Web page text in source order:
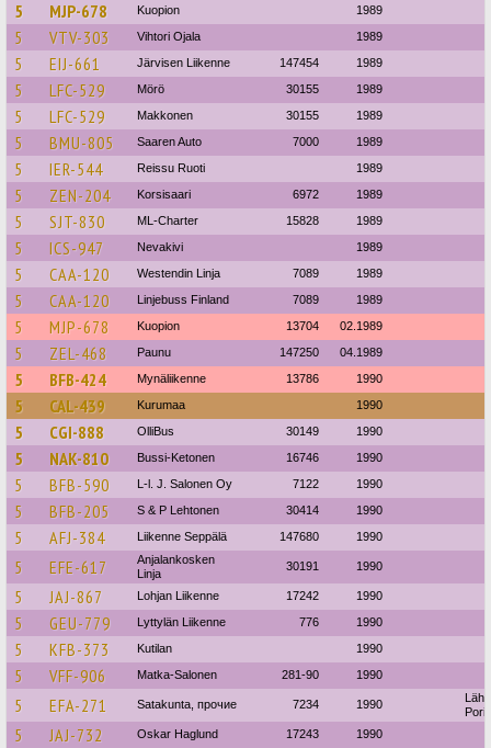
5 MJP-678 Kuopion 1989
5 VTV-303 Vihtori Ojala 1989
5 EIJ-661 Järvisen Liikenne 147454 1989
5 LFC-529 Mörö 30155 1989
5 LFC-529 Makkonen 30155 1989
5 BMU-805 Saaren Auto 7000 1989
5 IER-544 Reissu Ruoti 1989
5 ZEN-204 Korsisaari 6972 1989
5 SJT-830 ML-Charter 15828 1989
5 ICS-947 Nevakivi 1989
5 CAA-120 Westendin Linja 7089 1989
5 CAA-120 Linjebuss Finland 7089 1989
5 MJP-678 Kuopion 13704 02.1989
5 ZEL-468 Paunu 147250 04.1989
5 BFB-424 Mynäliikenne 13786 1990
5 CAL-439 Kurumaa 1990
5 CGI-888 OlliBus 30149 1990
5 NAK-810 Bussi-Ketonen 16746 1990
5 BFB-590 L-l. J. Salonen Oy 7122 1990
5 BFB-205 S & P Lehtonen 30414 1990
5 AFJ-384 Liikenne Seppälä 147680 1990
5 EFE-617
Anjalankosken
Linja
30191 1990
5 JAJ-867 Lohjan Liikenne 17242 1990
5 GEU-779 Lyttylän Liikenne 776 1990
5 KFB-373 Kutilan 1990
5 VFF-906 Matka-Salonen 281-90 1990
5 EFA-271 Satakunta, прочие 7234 1990
Pori
5 JAJ-732 Oskar Haglund 17243 1990